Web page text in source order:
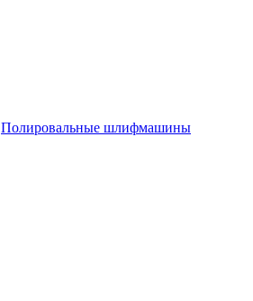
Полировальные шлифмашины